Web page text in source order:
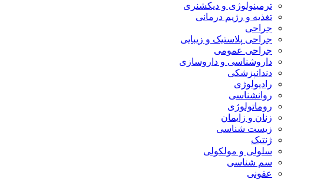
ترمینولوژی و دیکشنری
تغذیه و رژیم درمانی
جراحی
جراحی پلاستیک و زیبایی
جراحی عمومی
داروشناسی و داروسازی
دندانپزشکی
رادیولوژی
روانشناسی
روماتولوژی
زنان و زایمان
زیست شناسی
ژنتیک
سلولی و مولکولی
سم شناسی
عفونی